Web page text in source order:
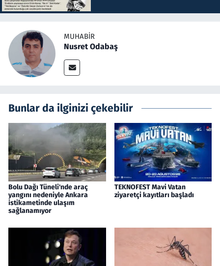
MUHABIR
Nusret Odabaş
Bunlar da ilginizi çekebilir
Bolu Dağı Tüneli'nde araç
yangını nedeniyle Ankara
istikametinde ulaşım
sağlanamıyor
TEKNOFEST Mavi Vatan
ziyaretçi kayıtları başladı